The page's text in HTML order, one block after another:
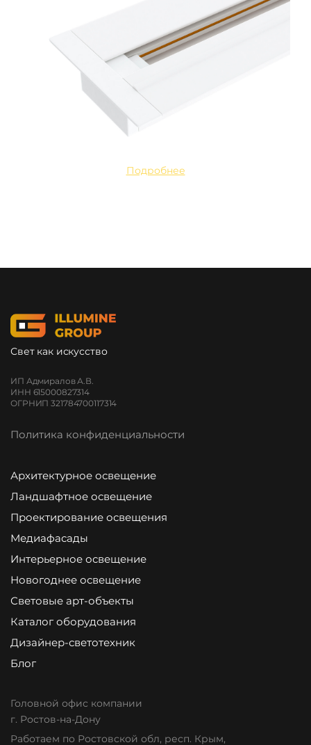
Подробнее
Свет как искусство
ИП Адмиралов А.В.
ИНН 615000827314
ОГРНИП 321784700117314
Политика конфиденциальности
Архитектурное освещение
Ландшафтное освещение
Проектирование освещения
Медиафасады
Интерьерное освещение
Новогоднее освещение
Световые арт-объекты
Каталог оборудования
Дизайнер-светотехник
Блог
Головной офис компании
г. Ростов-на-Дону
Работаем по Ростовской обл, респ. Крым,